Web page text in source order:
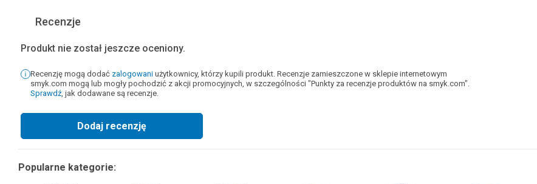
Recenzje
Produkt nie został jeszcze oceniony.
Recenzję mogą dodać zalogowani użytkownicy, którzy kupili produkt. Recenzje zamieszczone w sklepie internetowym
smyk.com mogą lub mogły pochodzić z akcji promocyjnych, w szczególności "Punkty za recenzje produktów na smyk.com".
Sprawdź, jak dodawane są recenzje.
Dodaj recenzję
Popularne kategorie: